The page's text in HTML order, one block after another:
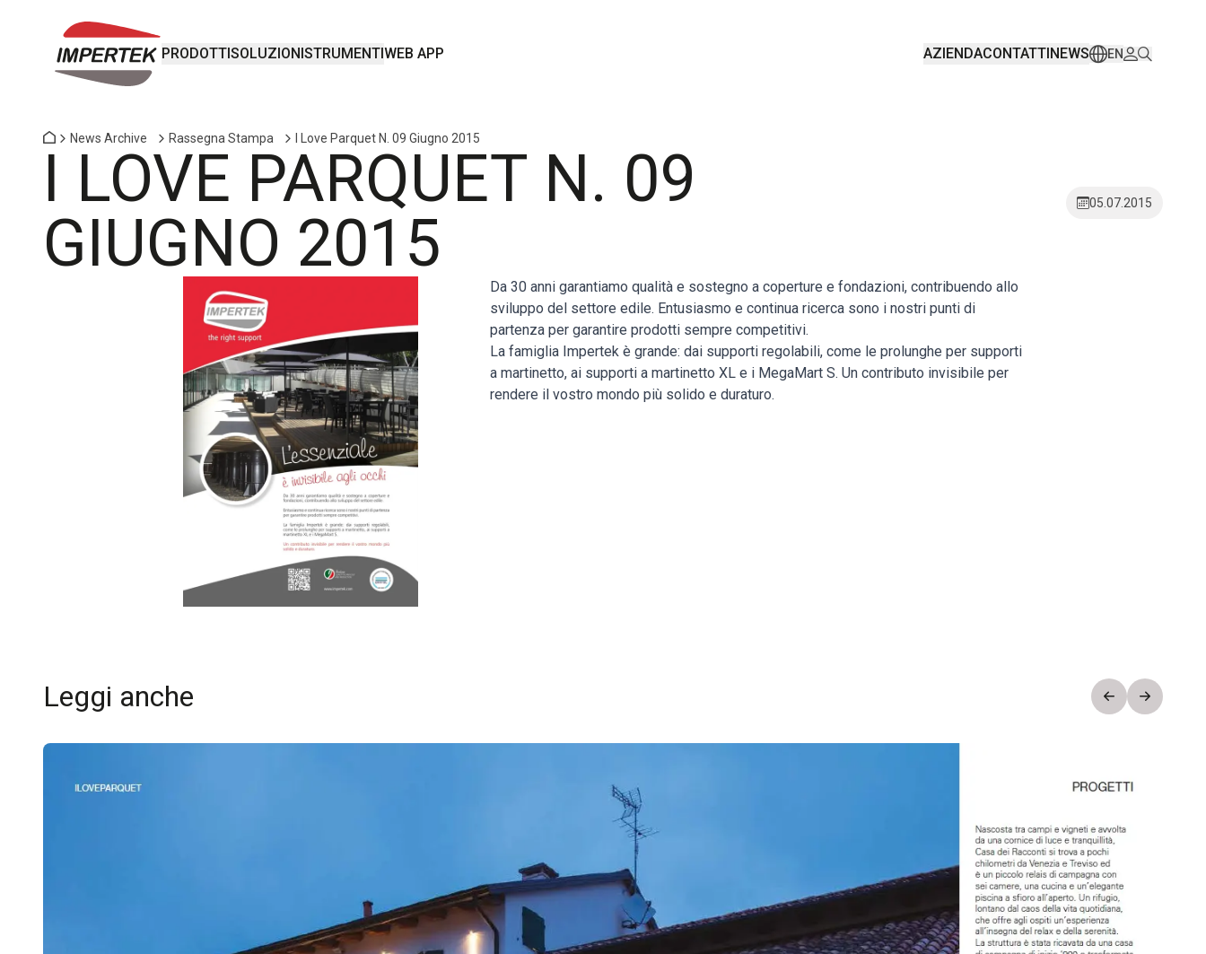
PRODOTTISOLUZIONISTRUMENTIWEB APP AZIENDACONTATTINEWS EN
News Archive Rassegna Stampa I Love Parquet N. 09 Giugno 2015
I LOVE PARQUET N. 09
GIUGNO 2015
05.07.2015
Da 30 anni garantiamo qualità e sostegno a coperture e fondazioni, contribuendo allo
sviluppo del settore edile. Entusiasmo e continua ricerca sono i nostri punti di
partenza per garantire prodotti sempre competitivi.
La famiglia Impertek è grande: dai supporti regolabili, come le prolunghe per supporti
a martinetto, ai supporti a martinetto XL e i MegaMart S. Un contributo invisibile per
rendere il vostro mondo più solido e duraturo.
Leggi anche